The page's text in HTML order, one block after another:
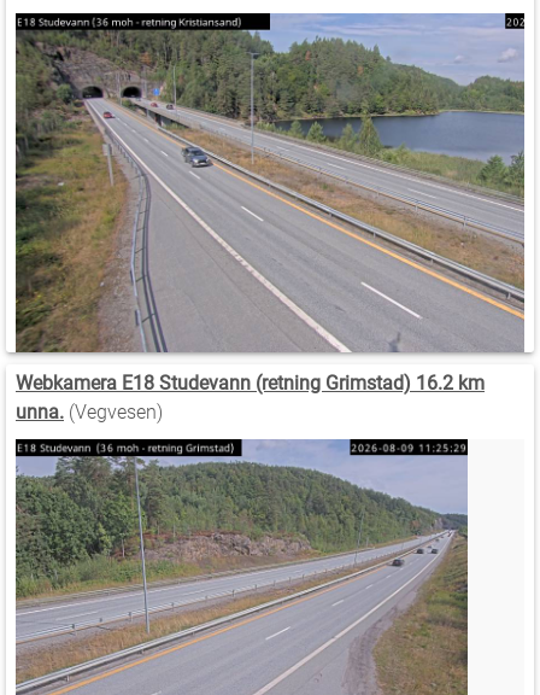
Webkamera E18 Studevann (retning Grimstad) 16.2 km
unna. (Vegvesen)